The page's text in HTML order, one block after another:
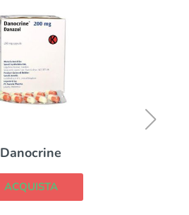
Danocrine
ACQUISTA